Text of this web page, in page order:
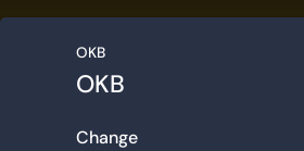
OKB
OKB
Change